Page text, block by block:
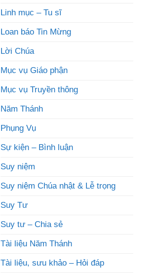
Linh mục – Tu sĩ
Loan báo Tin Mừng
Lời Chúa
Mục vụ Giáo phận
Mục vụ Truyền thông
Năm Thánh
Phụng Vụ
Sự kiện – Bình luận
Suy niệm
Suy niệm Chúa nhật & Lễ trọng
Suy Tư
Suy tư – Chia sẻ
Tài liệu Năm Thánh
Tài liệu, sưu khảo – Hỏi đáp